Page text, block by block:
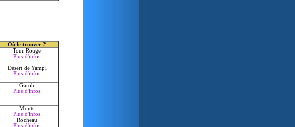
Où le trouver ?
Tour Rouge
Plus d'infos
Désert de Yampi
Plus d'infos
Garoh
Plus d'infos
Monts
Plus d'infos
Rocheau
Plus d'infos